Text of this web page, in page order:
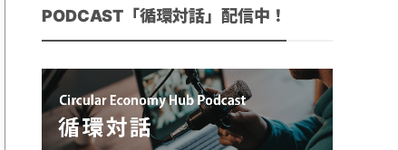
PODCAST「循環対話」配信中！